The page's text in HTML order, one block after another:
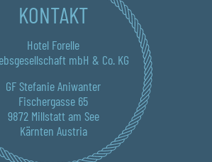
KONTAKT
Hotel Forelle
mbH & Co. KG
GF Stefanie Aniwanter
Fischergasse 65
9872 Millstatt am See
Kärnten Austria